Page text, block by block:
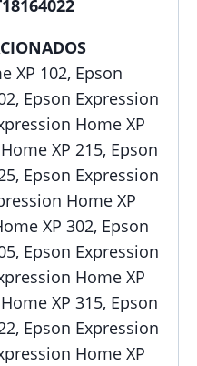
XP 102, Epson
Epson Expression
Home XP
XP 215, Epson
Epson Expression
Home XP
XP 302, Epson
Epson Expression
Home XP
XP 315, Epson
Epson Expression
Home XP